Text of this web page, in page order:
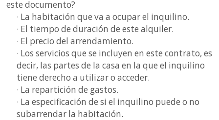
este documento?
· La habitación que va a ocupar el inquilino.
· El tiempo de duración de este alquiler.
· El precio del arrendamiento.
· Los servicios que se incluyen en este contrato, es
decir, las partes de la casa en la que el inquilino
tiene derecho a utilizar o acceder.
· La repartición de gastos.
· La especificación de si el inquilino puede o no
subarrendar la habitación.